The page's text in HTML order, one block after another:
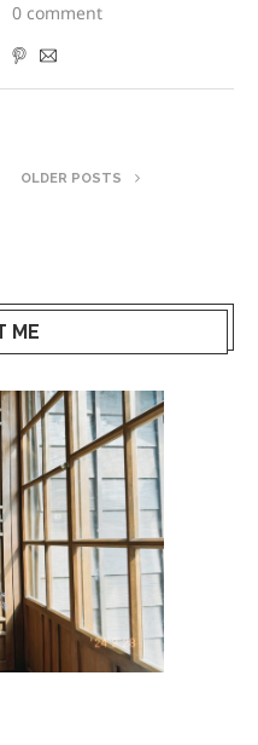
0 comment
OLDER POSTS
ME